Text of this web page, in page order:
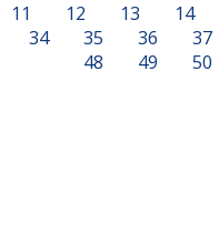
11 12 13 14
34 35 36 37
48
49 50